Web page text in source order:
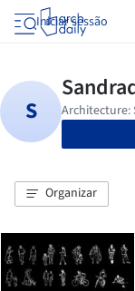
Iniciar sessão
Organizar